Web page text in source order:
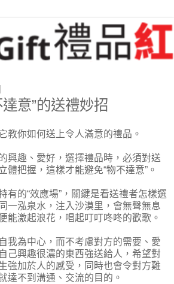
意”的送禮妙招
教你如何送上令人滿意的禮品。
趣、愛好，選擇禮品時，必須對送
體把握，這樣才能避免“物不達意”。
的“效應場”，關鍵是看送禮者怎樣選
一泓泉水，注入沙漠里，會無聲無息
能激起浪花，唱起叮叮咚咚的歡歌。
為中心，而不考慮對方的需要、愛
己興趣很濃的東西強送給人，希望對
強加於人的感受，同時也會令對方難
達不到溝通、交流的目的。